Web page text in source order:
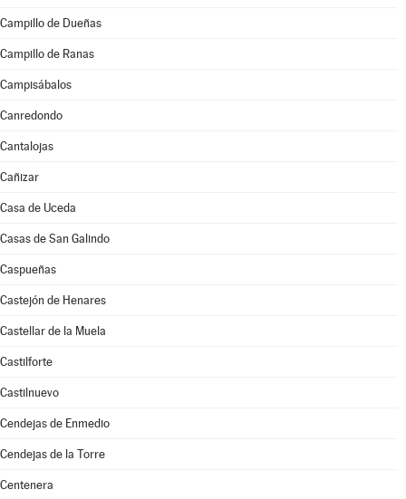
Campillo de Dueñas
Campillo de Ranas
Campisábalos
Canredondo
Cantalojas
Cañizar
Casa de Uceda
Casas de San Galindo
Caspueñas
Castejón de Henares
Castellar de la Muela
Castilforte
Castilnuevo
Cendejas de Enmedio
Cendejas de la Torre
Centenera